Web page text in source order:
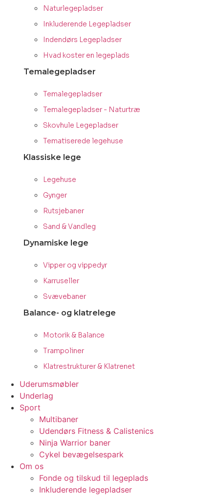
Naturlegepladser
Inkluderende Legepladser
Indendørs Legepladser
Hvad koster en legeplads
Temalegepladser
Temalegepladser
Temalegepladser - Naturtræ
Skovhule Legepladser
Tematiserede legehuse
Klassiske lege
Legehuse
Gynger
Rutsjebaner
Sand & Vandleg
Dynamiske lege
Vipper og vippedyr
Karruseller
Svævebaner
Balance- og klatrelege
Motorik & Balance
Trampoliner
Klatrestrukturer & Klatrenet
Uderumsmøbler
Underlag
Sport
Multibaner
Udendørs Fitness & Calistenics
Ninja Warrior baner
Cykel bevægelsespark
Om os
Fonde og tilskud til legeplads
Inkluderende legepladser